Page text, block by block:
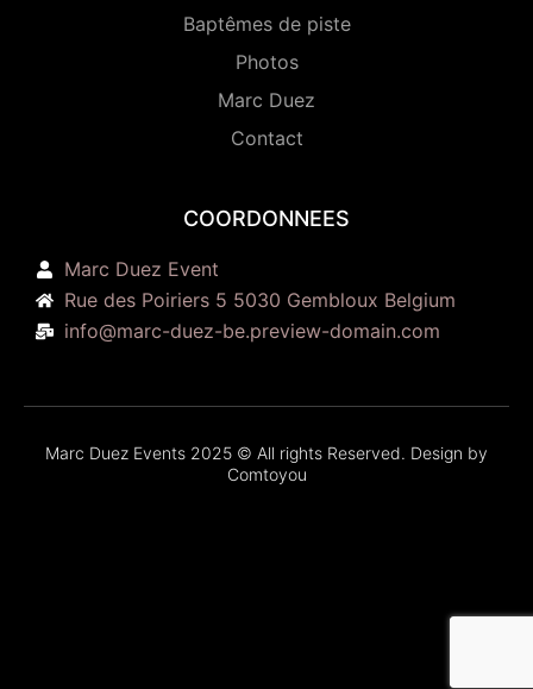
Baptêmes de piste
Photos
Marc Duez
Contact
COORDONNEES
Marc Duez Event
Rue des Poiriers 5 5030 Gembloux Belgium
info@marc-duez-be.preview-domain.com
Marc Duez Events 2025 © All rights Reserved. Design by
Comtoyou